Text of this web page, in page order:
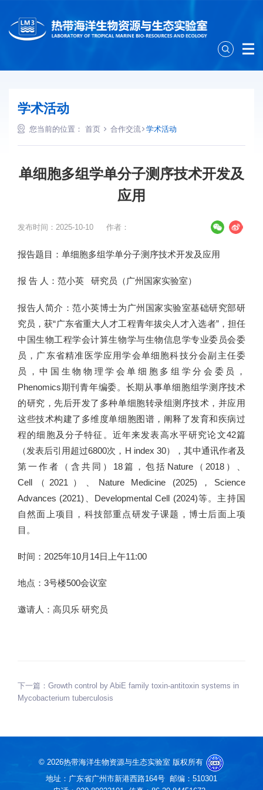
学术活动
您当前的位置： 首页 合作交流 学术活动
单细胞多组学单分子测序技术开发及
应用
发布时间：2025-10-10 作者：
报告题目：单细胞多组学单分子测序技术开发及应用
报 告 人： 范小英 研究员（广州国家实验室）
报告人简介：范小英博士为广州国家实验室基础研究部研
究员，获“广东省重大人才工程青年拔尖人才入选者”，担任
中国生物工程学会计算生物学与生物信息学专业委员会委
员，广东省精准医学应用学会单细胞科技分会副主任委
员，中国生物物理学会单细胞多组学分会委员，
Phenomics期刊青年编委。长期从事单细胞组学测序技术
的研究，先后开发了多种单细胞转录组测序技术，并应用
这些技术构建了多维度单细胞图谱，阐释了发育和疾病过
程的细胞及分子特征。近年来发表高水平研究论文42篇
（发表后引用超过6800次，H index 30），其中通讯作者及
第一作者（含共同）18篇，包括Nature（2018）、
Cell（2021）、Nature Medicine (2025)，Science
Advances (2021)、Developmental Cell (2024)等。主持国
自然面上项目，科技部重点研发子课题，博士后面上项
目。
时间：2025年10月14日上午11:00
地点：3号楼500会议室
邀请人：高贝乐 研究员
下一篇： Growth control by AbiE family toxin-antitoxin systems in
Mycobacterium tuberculosis
© 2026热带海洋生物资源与生态实验室 版权所有
地址：广东省广州市新港西路164号 邮编：510301